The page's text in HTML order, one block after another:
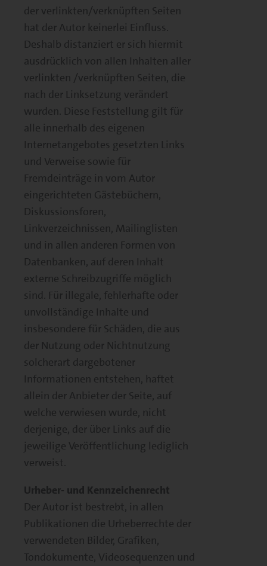
der verlinkten/verknüpften Seiten
hat der Autor keinerlei Einfluss.
Deshalb distanziert er sich hiermit
ausdrücklich von allen Inhalten aller
verlinkten /verknüpften Seiten, die
nach der Linksetzung verändert
wurden. Diese Feststellung gilt für
alle innerhalb des eigenen
Internetangebotes gesetzten Links
und Verweise sowie für
Fremdeinträge in vom Autor
eingerichteten Gästebüchern,
Diskussionsforen,
Linkverzeichnissen, Mailinglisten
und in allen anderen Formen von
Datenbanken, auf deren Inhalt
externe Schreibzugriffe möglich
sind. Für illegale, fehlerhafte oder
unvollständige Inhalte und
insbesondere für Schäden, die aus
der Nutzung oder Nichtnutzung
solcherart dargebotener
Informationen entstehen, haftet
allein der Anbieter der Seite, auf
welche verwiesen wurde, nicht
derjenige, der über Links auf die
jeweilige Veröffentlichung lediglich
verweist.
Urheber- und Kennzeichenrecht
Der Autor ist bestrebt, in allen
Publikationen die Urheberrechte der
verwendeten Bilder, Grafiken,
Tondokumente, Videosequenzen und